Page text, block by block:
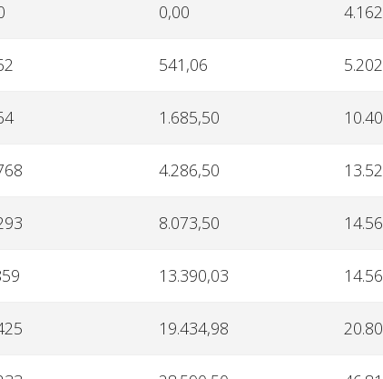
0,00 4.162
541,06 5.202
1.685,50
4.286,50
8.073,50
13.390,03
19.434,98